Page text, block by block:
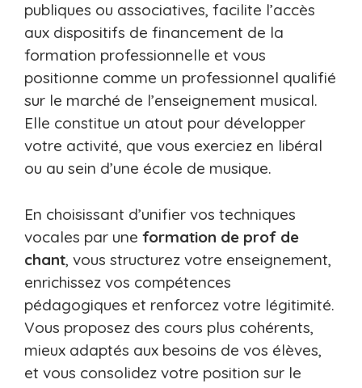
publiques ou associatives, facilite l’accès
aux dispositifs de financement de la
formation professionnelle et vous
positionne comme un professionnel qualifié
sur le marché de l’enseignement musical.
Elle constitue un atout pour développer
votre activité, que vous exerciez en libéral
ou au sein d’une école de musique.
En choisissant d’unifier vos techniques
vocales par une formation de prof de
chant, vous structurez votre enseignement,
enrichissez vos compétences
pédagogiques et renforcez votre légitimité.
Vous proposez des cours plus cohérents,
mieux adaptés aux besoins de vos élèves,
et vous consolidez votre position sur le